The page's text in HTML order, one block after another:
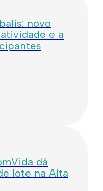
novo
e a
dá
lote na Alta